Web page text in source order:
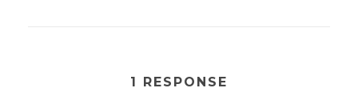
1 RESPONSE